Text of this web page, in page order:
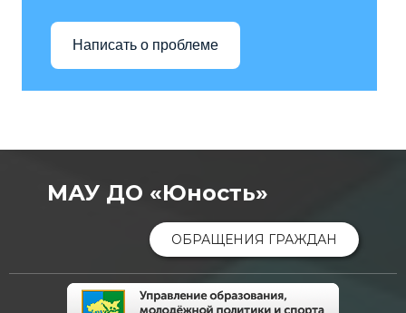
Написать о проблеме
МАУ ДО «Юность»
ОБРАЩЕНИЯ ГРАЖДАН